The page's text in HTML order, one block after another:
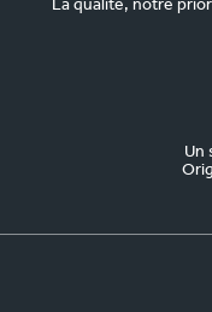
La qualité, notre
Un